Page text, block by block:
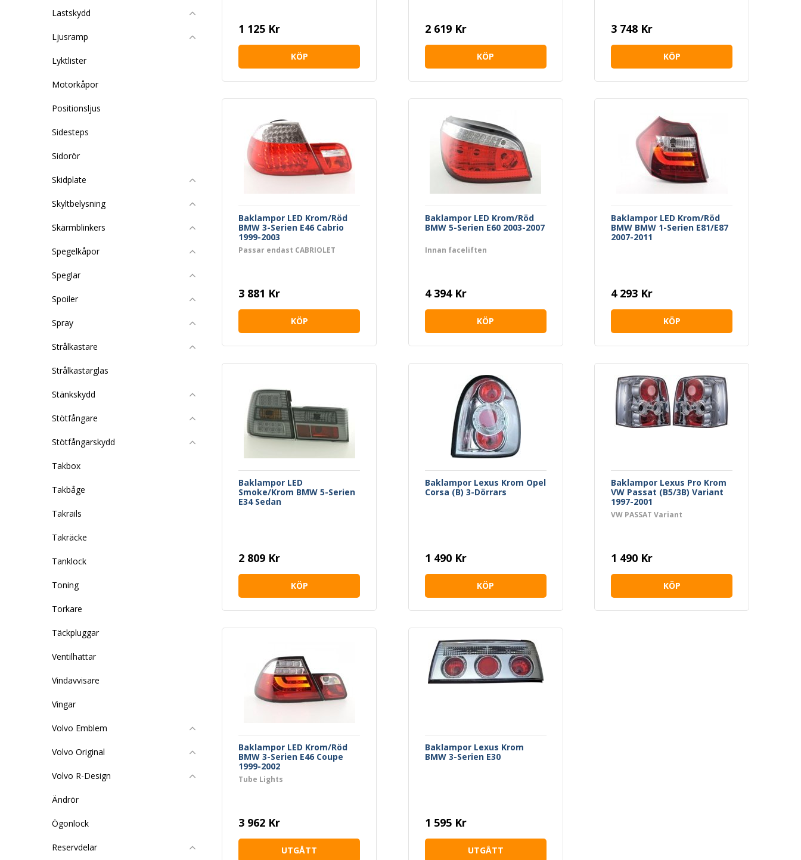
Lastskydd
Ljusramp
Lyktlister
Motorkåpor
Positionsljus
Sidesteps
Sidorör
Skidplate
Skyltbelysning
Skärmblinkers
Spegelkåpor
Speglar
Spoiler
Spray
Strålkastare
Strålkastarglas
Stänkskydd
Stötfångare
Stötfångarskydd
Takbox
Takbåge
Takrails
Takräcke
Tanklock
Toning
Torkare
Täckpluggar
Ventilhattar
Vindavvisare
Vingar
Volvo Emblem
Volvo Original
Volvo R-Design
Ändrör
Ögonlock
Reservdelar
1 125 Kr
KÖP
2 619 Kr
KÖP
3 748 Kr
KÖP
Baklampor LED Krom/Röd
BMW 3-Serien E46 Cabrio
1999-2003
Passar endast CABRIOLET
3 881 Kr
KÖP
Baklampor LED Krom/Röd
BMW 5-Serien E60 2003-2007
Innan faceliften
4 394 Kr
KÖP
Baklampor LED Krom/Röd
BMW BMW 1-Serien E81/E87
2007-2011
4 293 Kr
KÖP
Baklampor LED
Smoke/Krom BMW 5-Serien
E34 Sedan
2 809 Kr
KÖP
Baklampor Lexus Krom Opel
Corsa (B) 3-Dörrars
1 490 Kr
KÖP
Baklampor Lexus Pro Krom
VW Passat (B5/3B) Variant
1997-2001
VW PASSAT Variant
1 490 Kr
KÖP
Baklampor LED Krom/Röd
BMW 3-Serien E46 Coupe
1999-2002
Tube Lights
3 962 Kr
UTGÅTT
Baklampor Lexus Krom
BMW 3-Serien E30
1 595 Kr
UTGÅTT